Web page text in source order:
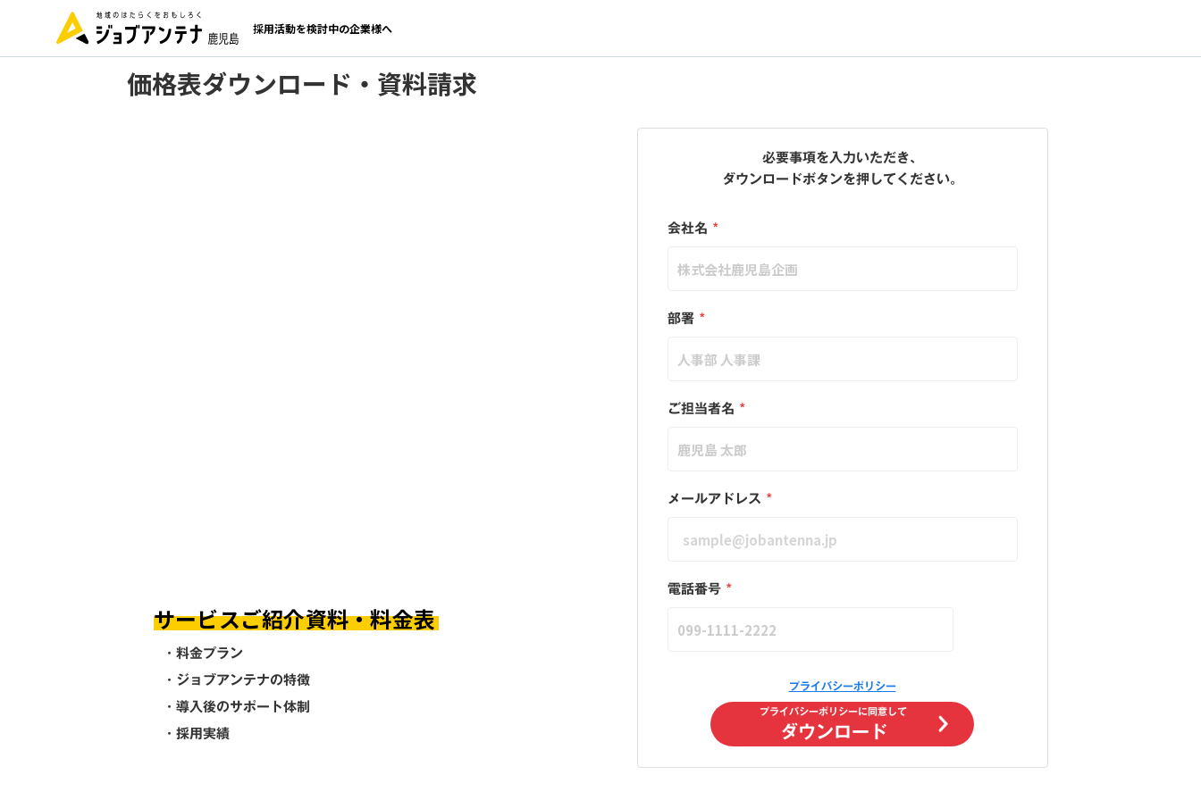
採用活動を検討中の企業様へ
価格表ダウンロード・資料請求
サービスご紹介資料・料金表
・料金プラン
・ジョブアンテナの特徴
・導入後のサポート体制
・採用実績
必要事項を入力いただき、
ダウンロードボタンを押してください。
会社名 *
部署 *
ご担当者名 *
メールアドレス *
電話番号 *
プライバシーポリシー
プライバシーポリシーに同意して
ダウンロード